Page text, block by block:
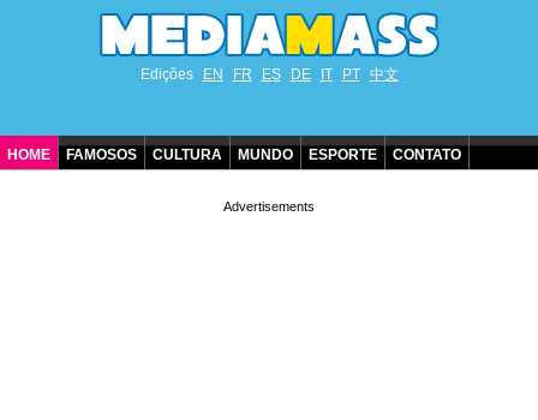
Edições EN FR ES DE IT PT 中文
HOME FAMOSOS CULTURA MUNDO ESPORTE CONTATO